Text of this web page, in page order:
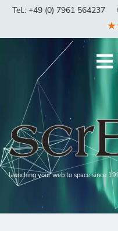
Tel.: +49 (0) 7961 564237
launching your web to space since